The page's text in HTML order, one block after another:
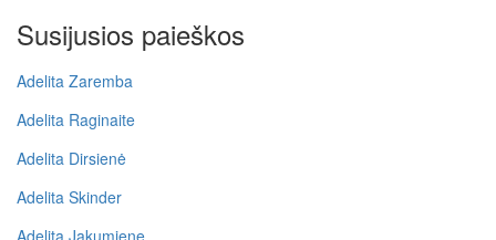
Susijusios paieškos
Adelita Zaremba
Adelita Raginaite
Adelita Dirsienė
Adelita Skinder